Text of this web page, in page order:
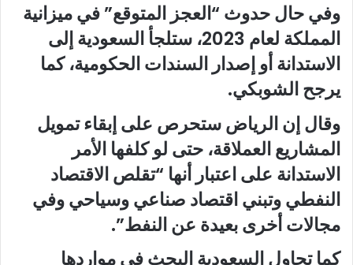
وفي حال حدوث “العجز المتوقع” في ميزانية
المملكة لعام 2023، ستلجأ السعودية إلى
الاستدانة أو إصدار السندات الحكومية، كما
يرجح الشوبكي.
وقال إن الرياض ستحرص على إبقاء تمويل
المشاريع العملاقة، حتى لو كلفها الأمر
الاستدانة على اعتبار أنها “تقلص الاقتصاد
النفطي وتبني اقتصاد صناعي وسياحي وفي
مجالات أخرى بعيدة عن النفط”.
كما تحاول السعودية البحث في مواردها